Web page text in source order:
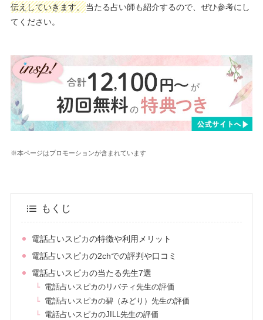
伝えしていきます。当たる占い師も紹介するので、ぜひ参考にし
てください。
※本ページはプロモーションが含まれています
もくじ
電話占いスピカの特徴や利用メリット
電話占いスピカの2chでの評判や口コミ
電話占いスピカの当たる先生7選
電話占いスピカのリバティ先生の評価
電話占いスピカの碧（みどり）先生の評価
電話占いスピカのJILL先生の評価